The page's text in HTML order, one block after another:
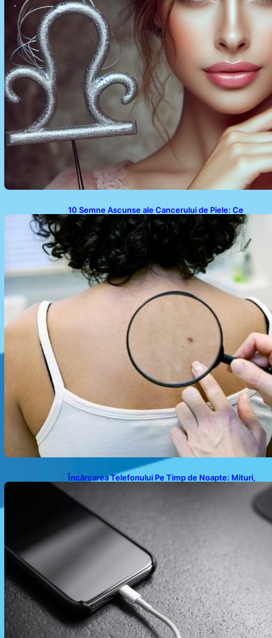
10 Semne Ascunse ale Cancerului de Piele: Ce
Trebuie să Știm pentru a Ne Proteja
Încărcarea Telefonului Pe Timp de Noapte: Mituri,